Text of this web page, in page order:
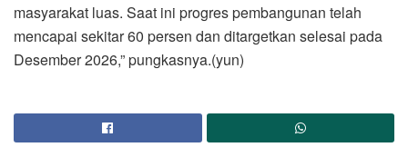
masyarakat luas. Saat ini progres pembangunan telah
mencapai sekitar 60 persen dan ditargetkan selesai pada
Desember 2026,” pungkasnya.(yun)